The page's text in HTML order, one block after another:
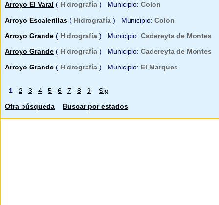
Arroyo El Varal ( Hidrografía ) Municipio: Colon
Arroyo Escalerillas ( Hidrografía ) Municipio: Colon
Arroyo Grande ( Hidrografía ) Municipio: Cadereyta de Montes
Arroyo Grande ( Hidrografía ) Municipio: Cadereyta de Montes
Arroyo Grande ( Hidrografía ) Municipio: El Marques
1 2 3 4 5 6 7 8 9
Sig
Otra búsqueda
Buscar por estados